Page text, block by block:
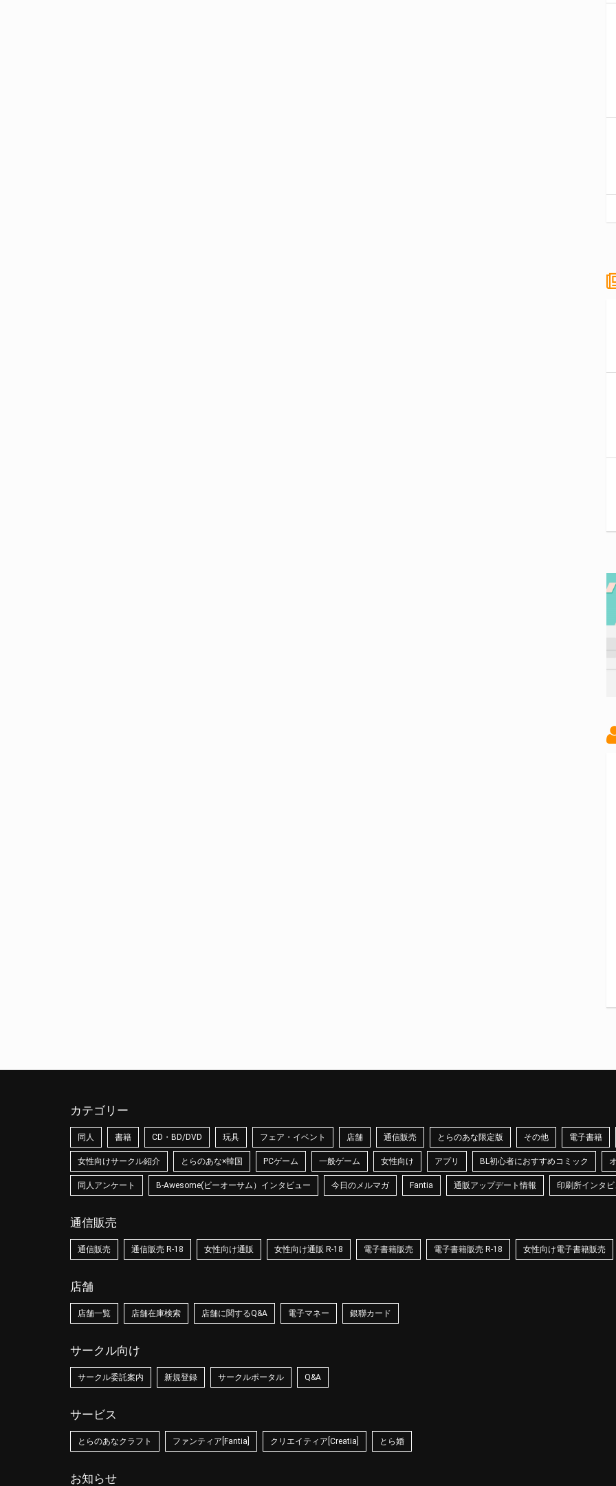
カテゴリー
同人 書籍 CD・BD/DVD 玩具 フェア・イベント 店舗 通信販売 とらのあな限定版 その他 電子書籍
女性向けサークル紹介 とらのあな×韓国 PCゲーム 一般ゲーム 女性向け アプリ BL初心者におすすめコミック
同人アンケート B-Awesome(ビーオーサム）インタビュー 今日のメルマガ Fantia 通販アップデート情報 印刷所インタ
通信販売
通信販売 通信販売 R-18 女性向け通販 女性向け通販 R-18 電子書籍販売 電子書籍販売 R-18 女性向け電子書籍販売
店舗
店舗一覧 店舗在庫検索 店舗に関するQ&A 電子マネー 銀聯カード
サークル向け
サークル委託案内 新規登録 サークルポータル Q&A
サービス
とらのあなクラフト ファンティア[Fantia] クリエイティア[Creatia] とら婚
お知らせ